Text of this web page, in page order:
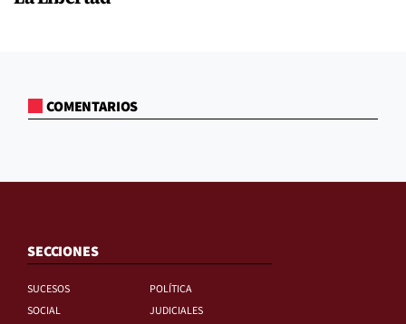
COMENTARIOS
SECCIONES
SUCESOS
POLÍTICA
SOCIAL
JUDICIALES